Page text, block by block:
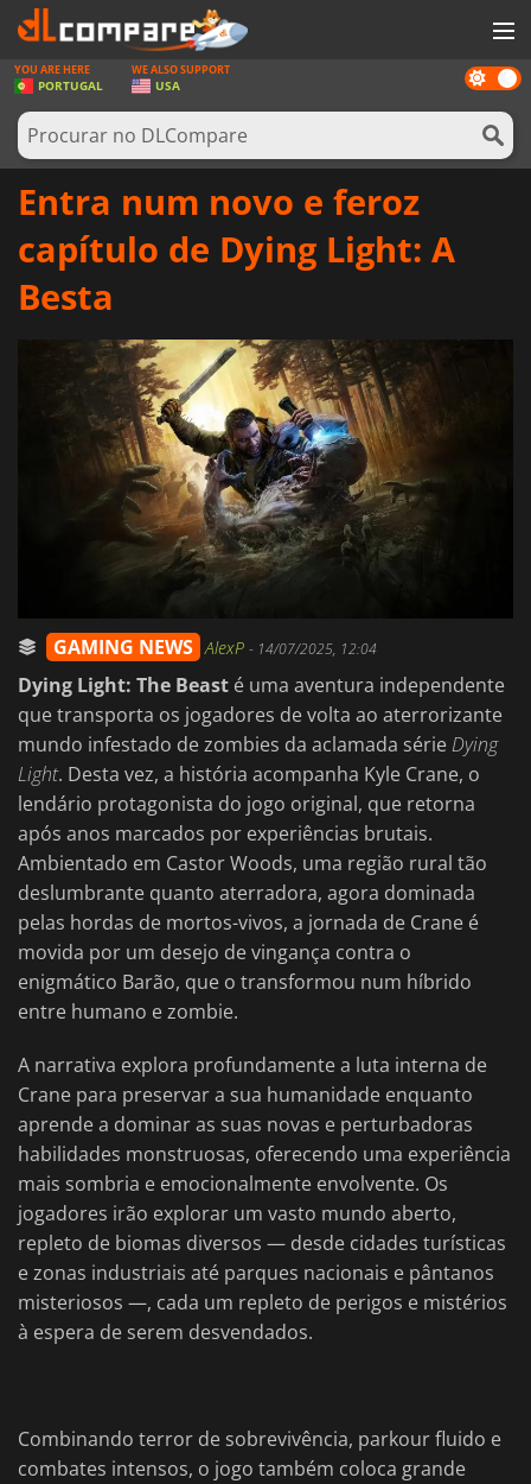
JOGOS
GAME CARDS
SOFTWARE
HARDWARE
ENTRAR OU REGISTAR
Dark
mode
YOU ARE HERE
PORTUGAL
WE ALSO SUPPORT
USA
Entra num novo e feroz
capítulo de Dying Light: A
Besta
GAMING NEWS AlexP - 14/07/2025, 12:04
Dying Light: The Beast é uma aventura independente
que transporta os jogadores de volta ao aterrorizante
mundo infestado de zombies da aclamada sérieDying
Light. Desta vez, a história acompanha Kyle Crane, o
lendário protagonista do jogo original, que retorna
após anos marcados por experiências brutais.
Ambientado em Castor Woods, uma região rural tão
deslumbrante quanto aterradora, agora dominada
pelas hordas de mortos-vivos, a jornada de Crane é
movida por um desejo de vingança contra o
enigmático Barão, que o transformou num híbrido
entre humano e zombie.
A narrativa explora profundamente a luta interna de
Crane para preservar a sua humanidade enquanto
aprende a dominar as suas novas e perturbadoras
habilidades monstruosas, oferecendo uma experiência
mais sombria e emocionalmente envolvente. Os
jogadores irão explorar um vasto mundo aberto,
repleto de biomas diversos — desde cidades turísticas
e zonas industriais até parques nacionais e pântanos
misteriosos —, cada um repleto de perigos e mistérios
à espera de serem desvendados.
Combinando terror de sobrevivência, parkour fluido e
combates intensos, o jogo também coloca grande